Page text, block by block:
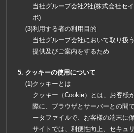
当社グループ会社2社(株式会社セ
ボ)
利用する者の利用目的
当社グループ会社において取り扱
提供及びご案内をするため
クッキーの使用について
クッキーとは
クッキー（Cookie）とは、お客様
際に、ブラウザとサーバーとの間
ータファイルで、お客様の端末に
サイトでは、利便性向上、セキュ